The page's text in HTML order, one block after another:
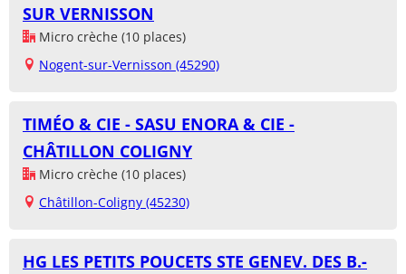
SUR VERNISSON
Micro crèche (10 places)
Nogent-sur-Vernisson (45290)
TIMÉO & CIE - SASU ENORA & CIE -
CHÂTILLON COLIGNY
Micro crèche (10 places)
Châtillon-Coligny (45230)
HG LES PETITS POUCETS STE GENEV. DES B.-